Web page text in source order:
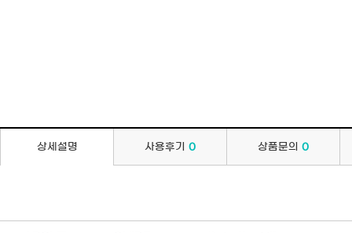
상세설명 사용후기 0 상품문의 0